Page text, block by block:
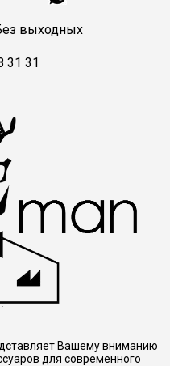
выходных
31 31
Вашему вниманию
для современного